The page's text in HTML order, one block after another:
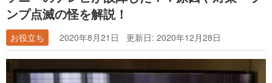
ンプ点滅の怪を解説！
お役立ち 2020年8月21日 更新日: 2020年12月28日